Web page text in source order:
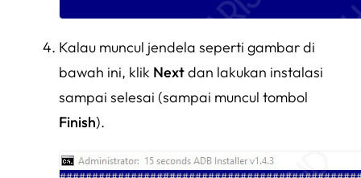
Kalau muncul jendela seperti gambar di
bawah ini, klik Nextdan lakukan instalasi
sampai selesai (sampai muncul tombol
Finish).